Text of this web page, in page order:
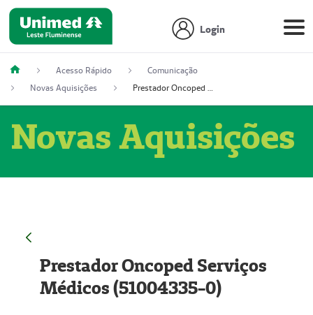
Login
Acesso Rápido
Comunicação
Novas Aquisições
Prestador Oncoped Serviços Médicos (51004335-0)
Novas Aquisições
Prestador Oncoped Serviços
Médicos (51004335-0)